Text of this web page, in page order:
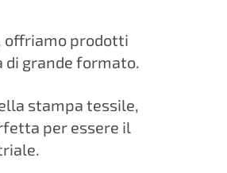
offriamo prodotti
di grande formato.
stampa tessile,
per essere il